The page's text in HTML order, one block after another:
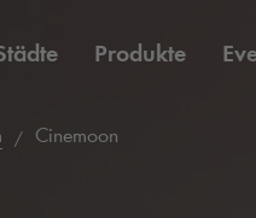
Produkte
Cinemoon